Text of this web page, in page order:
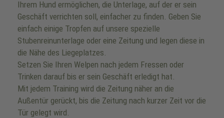
Ihrem Hund ermöglichen, die Unterlage, auf der er sein
Geschäft verrichten soll, einfacher zu finden. Geben Sie
einfach einige Tropfen auf unsere spezielle
Stubenreinunterlage oder eine Zeitung und legen diese in
die Nähe des Liegeplatzes.
Setzen Sie Ihren Welpen nach jedem Fressen oder
Trinken darauf bis er sein Geschäft erledigt hat.
Mit jedem Training wird die Zeitung näher an die
Außentür gerückt, bis die Zeitung nach kurzer Zeit vor die
Tür gelegt wird.